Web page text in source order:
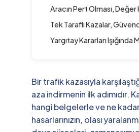
Aracın Pert Olması, Değer
Tek Taraflı Kazalar,
Yargıtay Kararları
Bir trafik kazasıyla
aza indirmenin ilk
hangi belgelerle ve ne
hasarlarınızın, olası